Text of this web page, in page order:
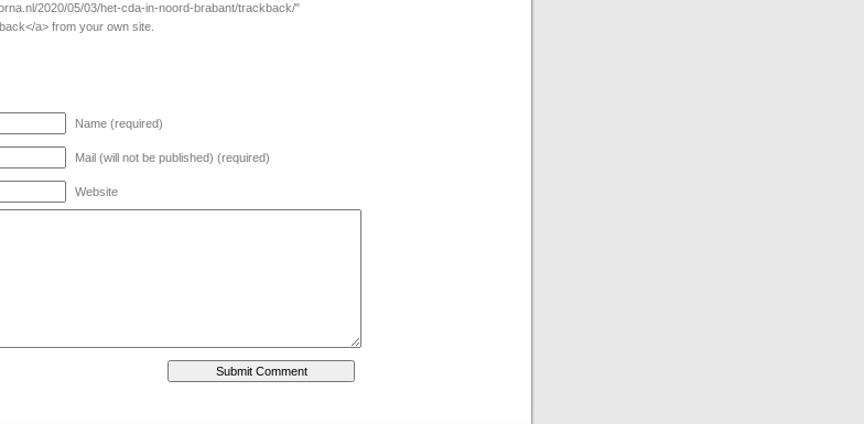
2020/05/03/het-cda-in-noord-brabant/trackback/"
a> from your own site.
Name (required)
Mail (will not be published) (required)
Website